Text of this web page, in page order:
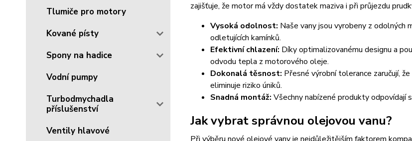
Tlumiče pro motory
Kované písty
Spony na hadice
Vodní pumpy
Turbodmychadla
příslušenství
Ventily hlavové
zajišťuje, že motor má vždy dostatek maziva i při průjezdu
Vysoká odolnost: Naše vany jsou vyrobeny z odolných
odletujících kamínků.
Efektivní chlazení: Díky optimalizovanému designu a
odvodu tepla z motorového oleje.
Dokonalá těsnost: Přesné výrobní tolerance zaručují,
eliminuje riziko úniků.
Snadná montáž: Všechny nabízené produkty odpovídají
Jak vybrat správnou olejovou vanu?